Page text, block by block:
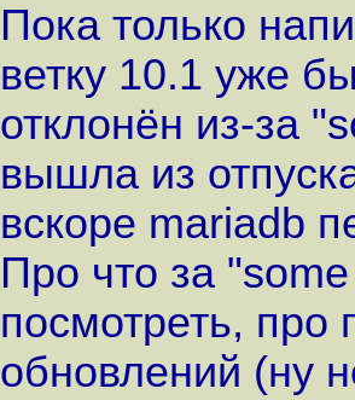
Пока только
ветку 10.1 уже
отклонён из-за
вышла из
вскоре mariadb
Про что за
посмотреть, про
обновлений (ну